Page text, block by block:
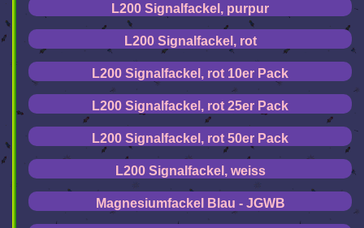
L200 Signalfackel, purpur
L200 Signalfackel, rot
L200 Signalfackel, rot 10er Pack
L200 Signalfackel, rot 25er Pack
L200 Signalfackel, rot 50er Pack
L200 Signalfackel, weiss
Magnesiumfackel Blau - JGWB